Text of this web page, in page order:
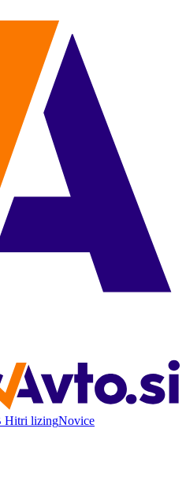
Hitri lizingNovice